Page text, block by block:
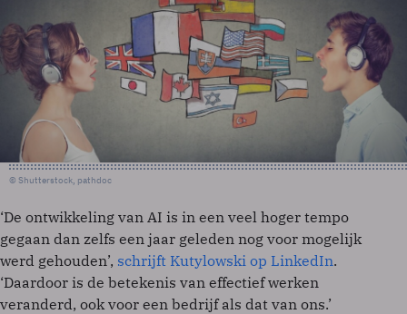
© Shutterstock, pathdoc
‘De ontwikkeling van AI is in een veel hoger tempo
gegaan dan zelfs een jaar geleden nog voor mogelijk
werd gehouden’, schrijft Kutylowski op LinkedIn.
‘Daardoor is de betekenis van effectief werken
veranderd, ook voor een bedrijf als dat van ons.’